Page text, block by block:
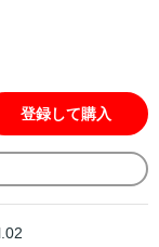
登録して購入